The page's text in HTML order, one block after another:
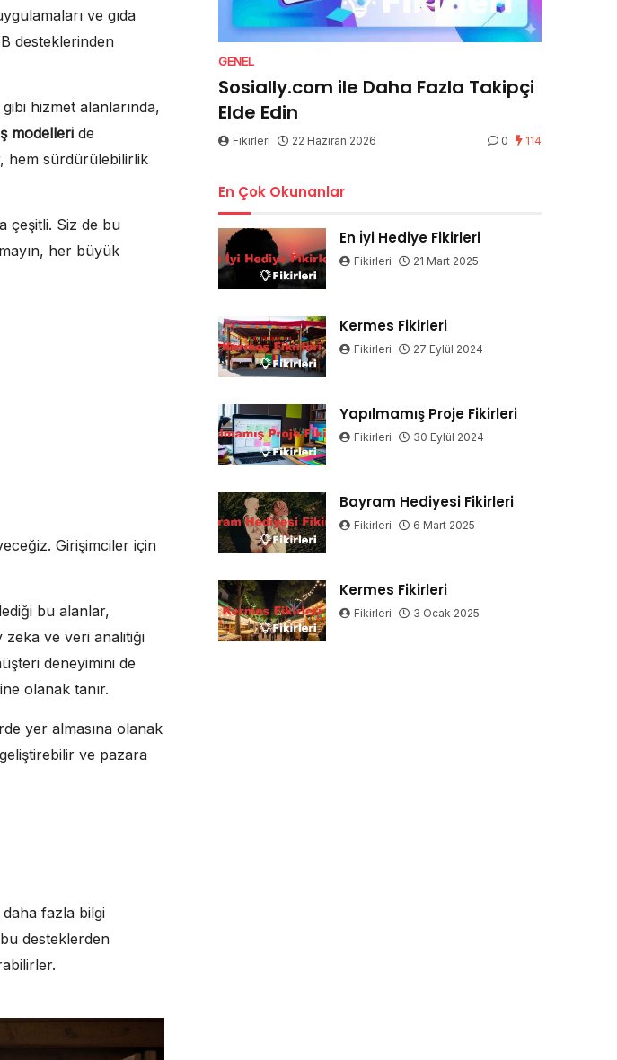
ve gıda
desteklerinden
hizmet alanlarında,
modelleri de
hem sürdürülebilirlik
çeşitli. Siz de bu
her büyük
Girişimciler için
bu alanlar,
zeka ve veri analitiği
deneyimini de
olanak tanır.
yer almasına olanak
ve pazara
daha fazla bilgi
desteklerden
GENEL
Sosially.com ile Daha Fazla Takipçi
Elde Edin
Fikirleri 22 Haziran 2026 0 114
En Çok Okunanlar
En İyi Hediye Fikirleri
Fikirleri 21 Mart 2025
Kermes Fikirleri
Fikirleri 27 Eylül 2024
Yapılmamış Proje Fikirleri
Fikirleri 30 Eylül 2024
Bayram Hediyesi Fikirleri
Fikirleri 6 Mart 2025
Kermes Fikirleri
Fikirleri 3 Ocak 2025